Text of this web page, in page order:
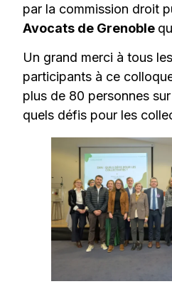
par la commission droit
Avocats de Grenoble
Un grand merci à tous
participants à ce
plus de 80 personnes
quels défis pour les